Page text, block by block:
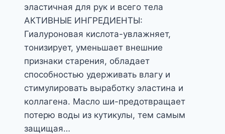
эластичная для рук и всего тела
АКТИВНЫЕ ИНГРЕДИЕНТЫ:
Гиалуроновая кислота-увлажняет,
тонизирует, уменьшает внешние
признаки старения, обладает
способностью удерживать влагу и
стимулировать выработку эластина и
коллагена. Масло ши-предотвращает
потерю воды из кутикулы, тем самым
защищая…